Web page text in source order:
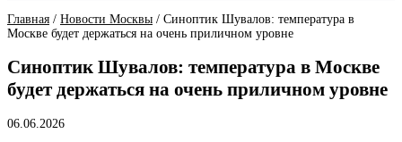
Главная / Новости Москвы / Синоптик Шувалов: температура в
Москве будет держаться на очень приличном уровне
Синоптик Шувалов: температура в Москве
будет держаться на очень приличном уровне
06.06.2026